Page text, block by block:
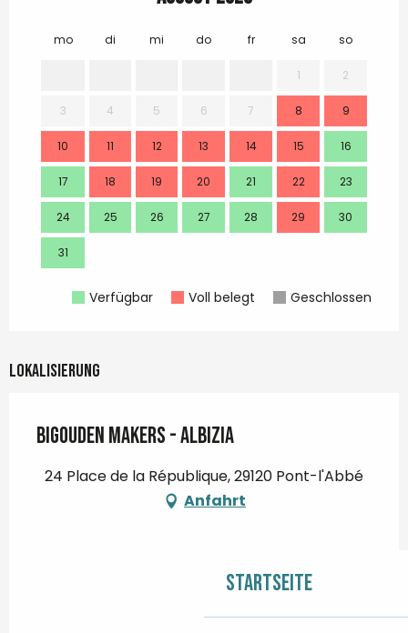
Startseite
mo di mi do fr sa so
1 2
3 4 5 6 7 8 9
10 11 12 13 14 15 16
17 18 19 20 21 22 23
24 25 26 27 28 29 30
31
Verfügbar Voll belegt Geschlossen
Lokalisierung
Bigouden Makers - Albizia
24 Place de la République, 29120 Pont-l'Abbé
Anfahrt